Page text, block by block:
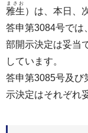
雅生
まさお
）は、本日、
答申第3084号では
部開示決定は妥当
しています。
答申第3085号及び
示決定はそれぞれ